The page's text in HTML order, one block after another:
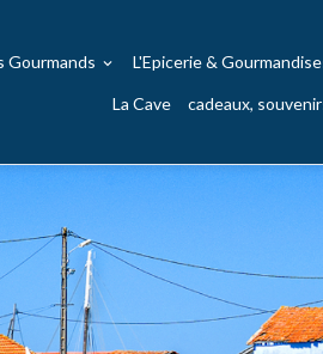
Gourmands L'Epicerie &
La Cave cadeaux,